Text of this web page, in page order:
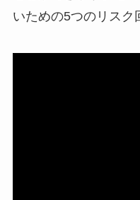
いための5つのリスク